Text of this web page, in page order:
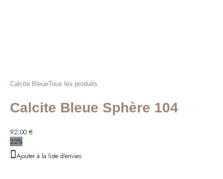
Calcite BleueTous les produits
Calcite Bleue Sphère 104
92,00 €
22%
Ajouter à la liste d'envies